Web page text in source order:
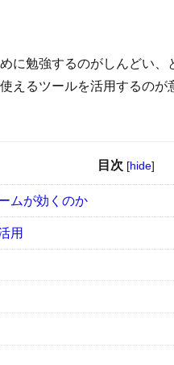
に勉強するのがしんどい
えるツールを活用するの
目次 [hide]
ムが効くのか
用